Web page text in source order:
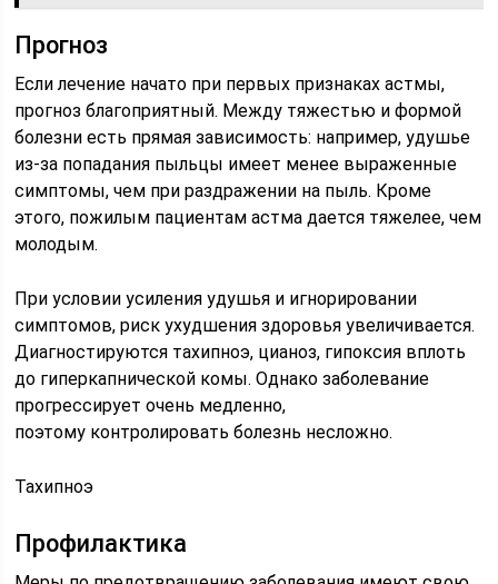
Прогноз
Если лечение начато при первых признаках астмы,
прогноз благоприятный. Между тяжестью и формой
болезни есть прямая зависимость: например, удушье
из-за попадания пыльцы имеет менее выраженные
симптомы, чем при раздражении на пыль. Кроме
этого, пожилым пациентам астма дается тяжелее, чем
молодым.
При условии усиления удушья и игнорировании
симптомов, риск ухудшения здоровья увеличивается.
Диагностируются тахипноэ, цианоз, гипоксия вплоть
до гиперкапнической комы. Однако заболевание
прогрессирует очень медленно,
поэтому контролировать болезнь несложно.
Тахипноэ
Профилактика